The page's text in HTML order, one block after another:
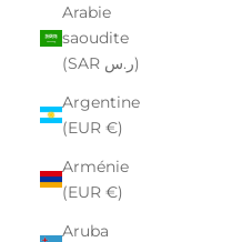
Arabie
saoudite
(SAR ر.س)
Argentine
(EUR €)
Arménie
(EUR €)
Aruba